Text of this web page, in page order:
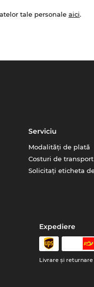
tale personale aici.
Serviciu
Modalități de plată
Costuri de transport
Solicitați eticheta
Expediere
Livrare şi